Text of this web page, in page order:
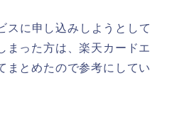
スに申し込みしようとして
まった方は、楽天カードエ
まとめたので参考にしてい